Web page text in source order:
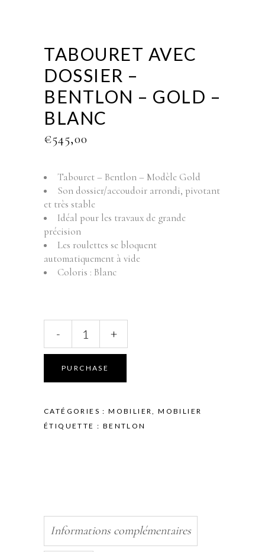
TABOURET AVEC
DOSSIER –
BENTLON – GOLD –
BLANC
€545,00
Tabouret – Bentlon – Modèle Gold
Son dossier/accoudoir arrondi, pivotant
et très stable
Idéal pour les travaux de grande
précision
Les roulettes se bloquent
automatiquement à vide
Coloris : Blanc
DOSSIER
BENTLON
GOLD
-
- +
PURCHASE
CATÉGORIES :MOBILIER,MOBILIER
ÉTIQUETTE : BENTLON
Informations complémentaires